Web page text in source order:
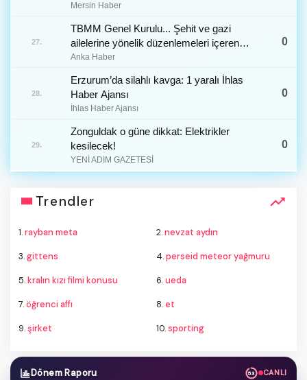
Mersin Haber
27.
TBMM Genel Kurulu... Şehit ve gazi
ailelerine yönelik düzenlemeleri içeren
kanun teklifinin görüşmeleri başladı
Anka Haber
0
28.
Erzurum’da silahlı kavga: 1 yaralı İhlas
Haber Ajansı
İhlas Haber Ajansı
0
29.
Zonguldak o güne dikkat: Elektrikler
kesilecek!
YENİ ADIM GAZETESİ
0
Trendler
1.rayban meta 2.nevzat aydın
3.gittens 4.perseid meteor yağmuru
5.kralın kızı filmi konusu 6.ueda
7.öğrenci affı 8.et
9.şirket 10.sporting
Dönem Raporu 53 CANLI